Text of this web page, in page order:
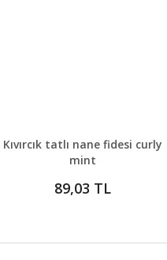
DETAYLAR GELİNCE HABER
Kıvırcık tatlı nane fidesi curly
mint
89,03 TL